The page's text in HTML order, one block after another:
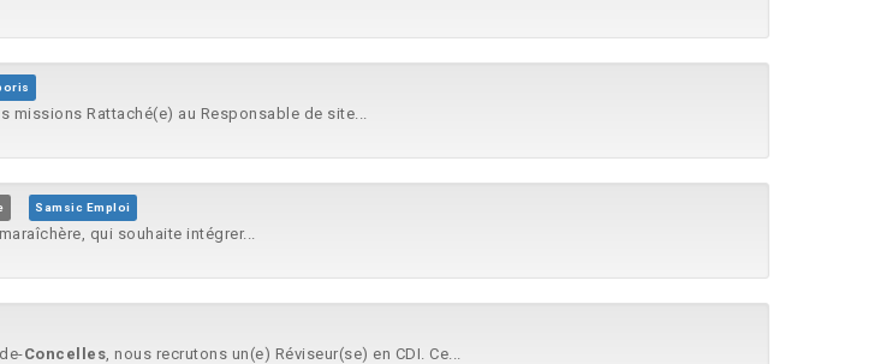
missions Rattaché(e) au Responsable de site...
Samsic Emploi
qui souhaite intégrer...
Concelles, nous recrutons un(e) Réviseur(se) en CDI. Ce...